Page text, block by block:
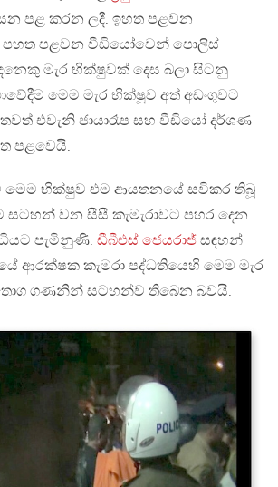
පළ කරන ලදී. ඉහත පළවන
පහත පළවන වීඩියෝවෙන් පොලිස්
මැර භික්ෂුවක් දෙස බලා සිටනු
මෙම මැර භික්ෂූව අත් අඩංගුවට
එවැනි ජායාරෑප සහ වීඩි‍යෝ දර්ශණ
පළවෙයි.
මෙම භික්ෂුව එම ආයතනයේ සවිකර තිබූ
සටහන් වන සීසී කැමැරාවට පහර දෙන
පැමිනුණි. ඩීබීඑස් ජෙයරාජ් සඳහන්
ආරක්ෂක කැමරා පද්ධතියෙහි මෙම මැර
තොග ගණනින් සටහන්ව තිබෙන බවයි.